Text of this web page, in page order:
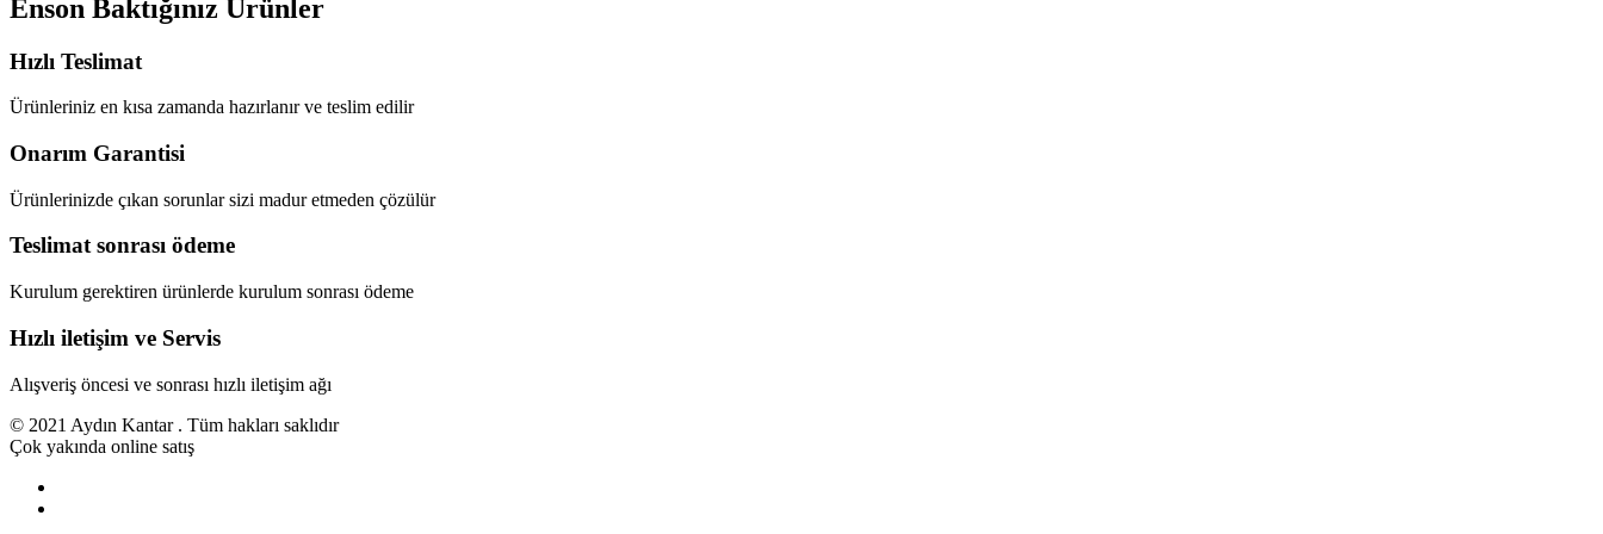
Enson Baktığınız Ürünler
Hızlı Teslimat
Ürünleriniz en kısa zamanda hazırlanır ve teslim edilir
Onarım Garantisi
Ürünlerinizde çıkan sorunlar sizi madur etmeden çözülür
Teslimat sonrası ödeme
Kurulum gerektiren ürünlerde kurulum sonrası ödeme
Hızlı iletişim ve Servis
Alışveriş öncesi ve sonrası hızlı iletişim ağı
© 2021 Aydın Kantar . Tüm hakları saklıdır
Çok yakında online satış